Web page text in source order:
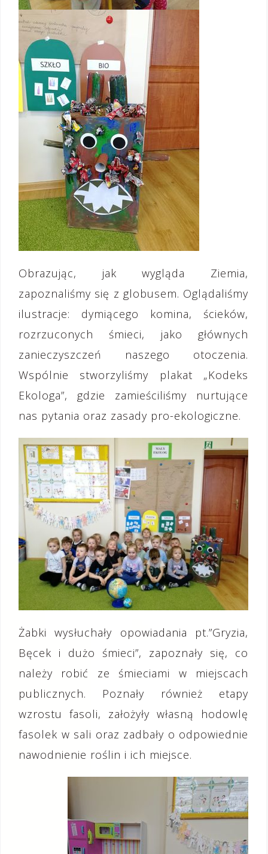
Obrazując, jak wygląda Ziemia,
zapoznaliśmy się z globusem. Oglądaliśmy
ilustracje: dymiącego komina, ścieków,
rozrzuconych śmieci, jako głównych
zanieczyszczeń naszego otoczenia.
Wspólnie stworzyliśmy plakat „Kodeks
Ekologa”, gdzie zamieściliśmy nurtujące
nas pytania oraz zasady pro-ekologiczne.
Żabkiwysłuchały opowiadania pt.”Gryzia,
Bęcek i dużo śmieci”, zapoznały się, co
należy robić ze śmieciami w miejscach
publicznych. Poznały również etapy
wzrostu fasoli, założyły własną hodowlę
fasolek w sali oraz zadbały o odpowiednie
nawodnienie roślin i ich miejsce.